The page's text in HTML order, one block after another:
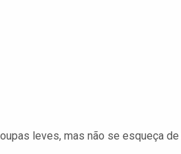
leves, mas não se esqueça